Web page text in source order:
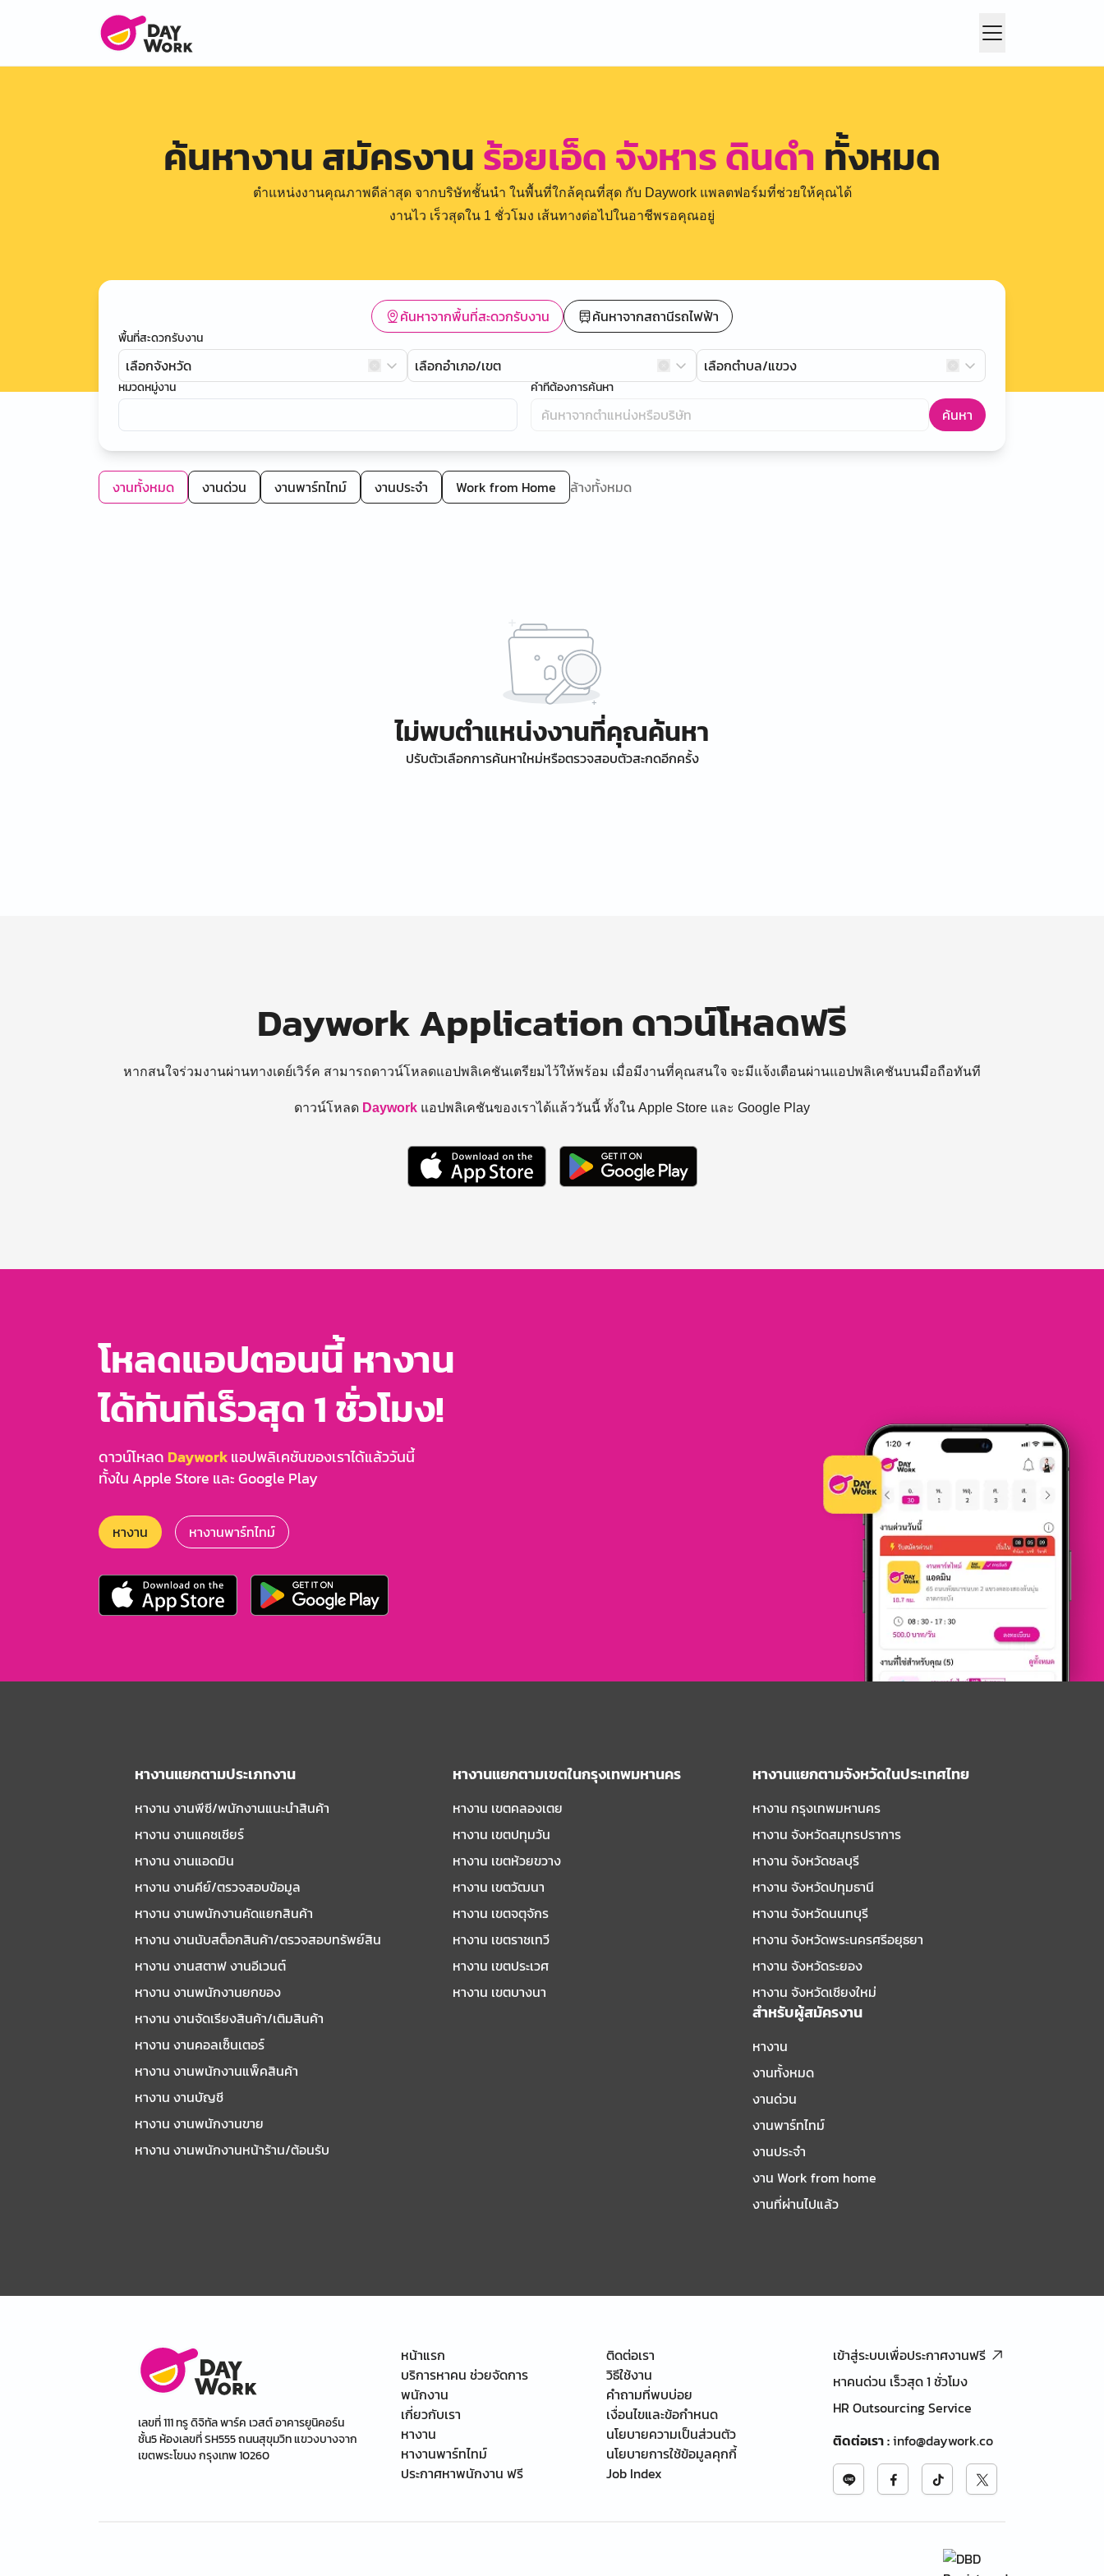
ค้นหางาน สมัครงานร้อยเอ็ด จังหาร ดินดำ ทั้งหมด
ตำแหน่งงานคุณภาพดีล่าสุด จากบริษัทชั้นนำ ในพื้นที่ใกล้คุณที่สุด กับ Daywork แพลตฟอร์มที่ช่วยให้คุณได้
งานไว เร็วสุดใน 1 ชั่วโมง เส้นทางต่อไปในอาชีพรอคุณอยู่
ค้นหาจากพื้นที่สะดวกรับงาน ค้นหาจากสถานีรถไฟฟ้า
พื้นที่สะดวกรับงาน
เลือกจังหวัด เลือกอำเภอ/เขต เลือกตำบล/แขวง
หมวดหมู่งาน คำที่ต้องการค้นหา
ค้นหา
งานทั้งหมด งานด่วน งานพาร์ทไทม์ งานประจำ Work from Home ล้างทั้งหมด
ไม่พบตำแหน่งงานที่คุณค้นหา
ปรับตัวเลือกการค้นหาใหม่หรือตรวจสอบตัวสะกดอีกครั้ง
Daywork Application ดาวน์โหลดฟรี
หากสนใจร่วมงานผ่านทางเดย์เวิร์ค สามารถดาวน์โหลดแอปพลิเคชันเตรียมไว้ให้พร้อม เมื่อมีงานที่คุณสนใจ จะมีแจ้งเตือนผ่านแอปพลิเคชันบนมือถือทันที
ดาวน์โหลด Daywork แอปพลิเคชันของเราได้แล้ววันนี้ ทั้งใน Apple Store และ Google Play
โหลดแอปตอนนี้ หางาน
ได้ทันทีเร็วสุด 1 ชั่วโมง!
ดาวน์โหลด Dayworkแอปพลิเคชันของเราได้แล้ววันนี้
ทั้งใน Apple Store และ Google Play
หางาน หางานพาร์ทไทม์
หางานแยกตามประเภทงาน
หางาน งานพีซี/พนักงานแนะนําสินค้า
หางาน งานแคชเชียร์
หางาน งานแอดมิน
หางาน งานคีย์/ตรวจสอบข้อมูล
หางาน งานพนักงานคัดแยกสินค้า
หางาน งานนับสต็อกสินค้า/ตรวจสอบทรัพย์สิน
หางาน งานสตาฟ งานอีเวนต์
หางาน งานพนักงานยกของ
หางาน งานจัดเรียงสินค้า/เติมสินค้า
หางาน งานคอลเซ็นเตอร์
หางาน งานพนักงานแพ็คสินค้า
หางาน งานบัญชี
หางาน งานพนักงานขาย
หางาน งานพนักงานหน้าร้าน/ต้อนรับ
หางานแยกตามเขตในกรุงเทพมหานคร
หางาน เขตคลองเตย
หางาน เขตปทุมวัน
หางาน เขตห้วยขวาง
หางาน เขตวัฒนา
หางาน เขตจตุจักร
หางาน เขตราชเทวี
หางาน เขตประเวศ
หางาน เขตบางนา
หางานแยกตามจังหวัดในประเทศไทย
หางาน กรุงเทพมหานคร
หางาน จังหวัดสมุทรปราการ
หางาน จังหวัดชลบุรี
หางาน จังหวัดปทุมธานี
หางาน จังหวัดนนทบุรี
หางาน จังหวัดพระนครศรีอยุธยา
หางาน จังหวัดระยอง
หางาน จังหวัดเชียงใหม่
สำหรับผู้สมัครงาน
หางาน
งานทั้งหมด
งานด่วน
งานพาร์ทไทม์
งานประจำ
งาน Work from home
งานที่ผ่านไปแล้ว
เลขที่ 111 ทรู ดิจิทัล พาร์ค เวสต์ อาคารยูนิคอร์น
ชั้น5 ห้องเลขที่ SH555 ถนนสุขุมวิท แขวงบางจาก
เขตพระโขนง กรุงเทพ 10260
หน้าแรก
บริการหาคน ช่วยจัดการ
พนักงาน
เกี่ยวกับเรา
หางาน
หางานพาร์ทไทม์
ประกาศหาพนักงาน ฟรี
ติดต่อเรา
วิธีใช้งาน
คำถามที่พบบ่อย
เงื่อนไขและข้อกำหนด
นโยบายความเป็นส่วนตัว
นโยบายการใช้ข้อมูลคุกกี้
Job Index
เข้าสู่ระบบเพื่อประกาศงานฟรี
หาคนด่วน เร็วสุด 1 ชั่วโมง
HR Outsourcing Service
ติดต่อเรา:info@daywork.co